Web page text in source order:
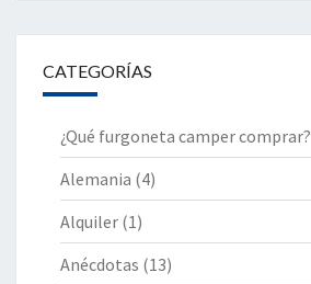
CATEGORÍAS
¿Qué furgoneta camper comprar?
Alemania (4)
Alquiler (1)
Anécdotas (13)